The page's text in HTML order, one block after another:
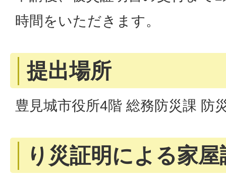
時間をいただきます。
提出場所
豊見城市役所4階 総務防災課 防
り災証明による家